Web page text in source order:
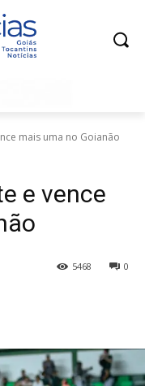
mais uma no Goianão
e vence
0
5468